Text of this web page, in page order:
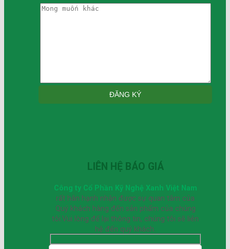
LIÊN HỆ BÁO GIÁ
Công ty Cổ Phần Kỹ Nghệ Xanh Việt Nam
rất hân hạnh nhận được sự quan tâm của
Quý khách hàng đến sản phẩm của chúng
tôi.Vui lòng để lại thông tin, chúng tôi sẽ liên
hệ đến quý khách.